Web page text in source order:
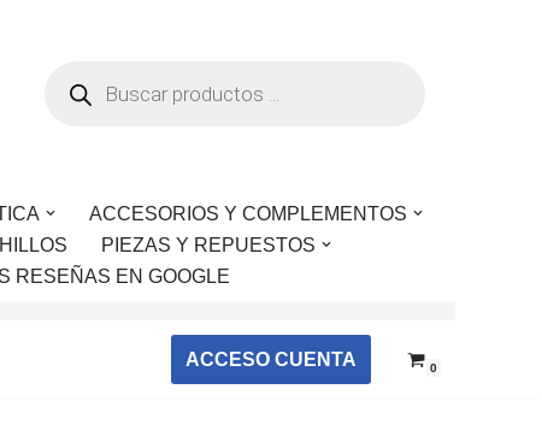
ACCESORIOS Y COMPLEMENTOS
PIEZAS Y REPUESTOS
RESEÑAS EN GOOGLE
ACCESO CUENTA 0